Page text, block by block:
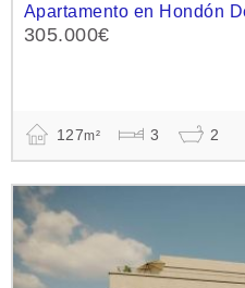
Apartamento en Hondón
305.000€
127m² 3 2